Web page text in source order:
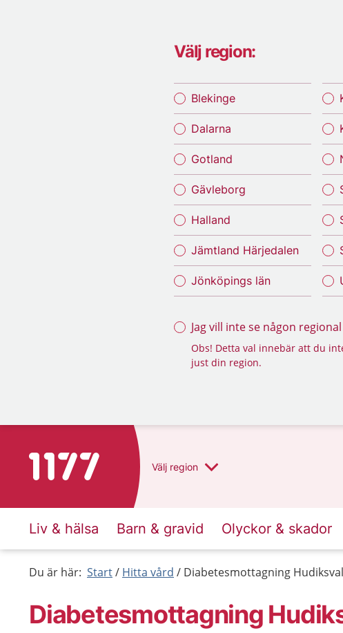
Välj region:
Blekinge
Dalarna
Gotland
Gävleborg
Halland
Jämtland Härjedalen
Jönköpings län
Jag vill inte se någon
Obs! Detta val innebär att du
just din region.
Till startsidan för 1177 Välj region
Liv & hälsa Barn & gravid Olyckor & skador
Du är här: Start Hitta vård Diabetesmottagning
Diabetesmottagning